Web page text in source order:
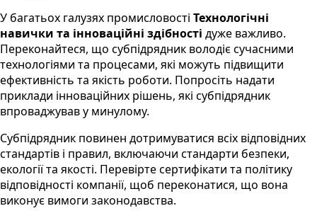
У багатьох галузях промисловості Технологічні
навички та інноваційні здібності дуже важливо.
Переконайтеся, що субпідрядник володіє сучасними
технологіями та процесами, які можуть підвищити
ефективність та якість роботи. Попросіть надати
приклади інноваційних рішень, які субпідрядник
впроваджував у минулому.
Субпідрядник повинен дотримуватися всіх відповідних
стандартів і правил, включаючи стандарти безпеки,
екології та якості. Перевірте сертифікати та політику
відповідності компанії, щоб переконатися, що вона
виконує вимоги законодавства.